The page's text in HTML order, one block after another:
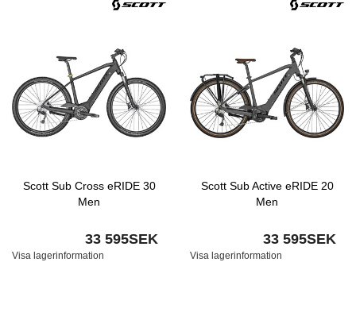
Scott Sub Cross eRIDE 30
Men
33 595SEK
Visa lagerinformation
Scott Sub Active eRIDE 20
Men
33 595SEK
Visa lagerinformation